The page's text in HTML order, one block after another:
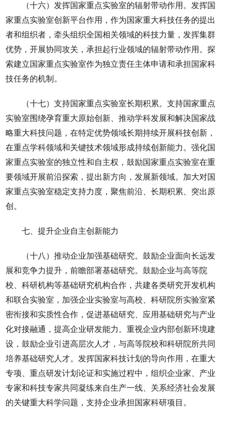
（十六）发挥国家重点实验室的辐射带动作用。发挥国
家重点实验室创新平台作用，作为国家重大科技任务的提出
者和组织者，牵头组织全国相关领域的科技力量，发挥集群
优势，开展协同攻关，承担起行业领域的辐射带动作用。探
索建立国家重点实验室作为独立责任主体申请和承担国家科
技任务的机制。
（十七）支持国家重点实验室长期积累。支持国家重点
实验室围绕孕育重大原始创新、推动学科发展和解决国家战
略重大科技问题，在特定优势领域长期持续开展科技创新，
在重点学科领域和关键技术领域形成持续创新能力。强化国
家重点实验室的独立性和自主权，鼓励国家重点实验室在重
要领域开展前沿探索，提出新方向，发展新领域。加大对国
家重点实验室稳定支持力度，聚焦前沿、长期积累、突出原
创。
七、提升企业自主创新能力
（十八）推动企业加强基础研究。鼓励企业面向长远发
展和竞争力提升，前瞻部署基础研究。鼓励企业与高等院
校、科研机构等基础研究机构合作，共建各类研究开发机构
和联合实验室，加强企业实验室与高校、科研院所实验室紧
密衔接和实质性合作，促进基础研究、应用基础研究与产业
化对接融通，提高企业研发能力。重视企业内部创新环境建
设，鼓励企业引进高层次人才，与高等院校和科研院所共同
培养基础研究人才。发挥国家科技计划的导向作用，在重大
专项、重点研发计划论证和实施过程中，组织企业家、产业
专家和科技专家共同凝练来自生产一线、关系经济社会发展
的关键重大科学问题，支持企业承担国家科研项目。